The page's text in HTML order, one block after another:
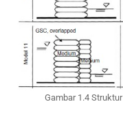
Gambar 1.4